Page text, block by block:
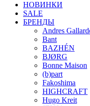
НОВИНКИ
SALE
БРЕНДЫ
Andres
Bant
BAZHÉN
BJØRG
Bonne Maison
(b)part
Fakoshima
HIGHCRAFT
Hugo Kreit